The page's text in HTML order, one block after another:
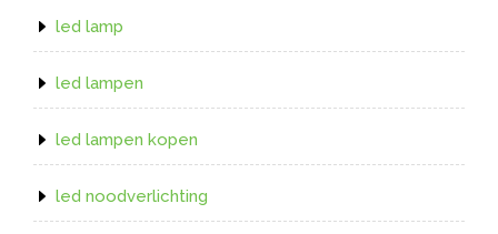
led lamp
led lampen
led lampen kopen
led noodverlichting